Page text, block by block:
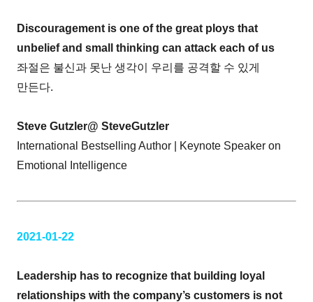
Discouragement is one of the great ploys that
unbelief and small thinking can attack each of us
좌절은 불신과 못난 생각이 우리를 공격할 수 있게
만든다.
Steve Gutzler@ SteveGutzler
International Bestselling Author | Keynote Speaker on
Emotional Intelligence
2021-01-22
Leadership has to recognize that building loyal
relationships with the company’s customers is not